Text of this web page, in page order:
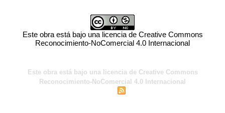
Este obra está bajo una licencia de Creative Commons
Reconocimiento-NoComercial 4.0 Internacional
Este obra está bajo una licencia de Creative Commons
Reconocimiento-NoComercial 4.0 Internacional